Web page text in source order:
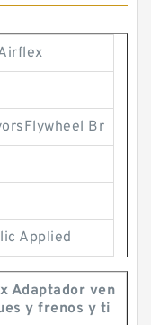
Br
Applied
Adaptador ven
y frenos y ti